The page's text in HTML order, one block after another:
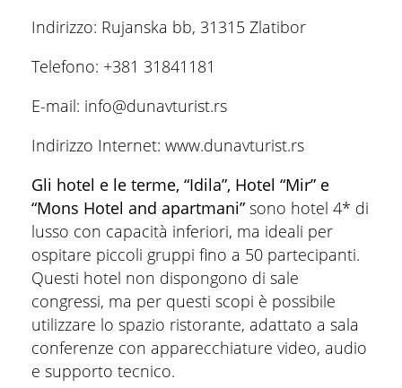
Indirizzo: Rujanska bb, 31315 Zlatibor
Telefono: +381 31841181
E-mail: info@dunavturist.rs
Indirizzo Internet: www.dunavturist.rs
Gli hotel e le terme, “Idila”, Hotel “Mir” e
“Mons Hotel and apartmani”sono hotel 4* di
lusso con capacità inferiori, ma ideali per
ospitare piccoli gruppi fino a 50 partecipanti.
Questi hotel non dispongono di sale
congressi, ma per questi scopi è possibile
utilizzare lo spazio ristorante, adattato a sala
conferenze con apparecchiature video, audio
e supporto tecnico.